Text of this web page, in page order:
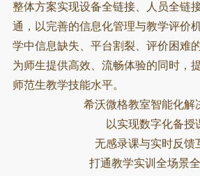
整体方案实现设备全链接、人员全链
通 ， 以完善的信息化管理与教学评价
学中信息缺失、平台割裂、评价困难
为师生提供高效、流畅体验的同时，
师范生教学技能水平。
希沃微格教室智能化解
以实现数字化备授
无感录课与实时反馈
打通教学实训全场景